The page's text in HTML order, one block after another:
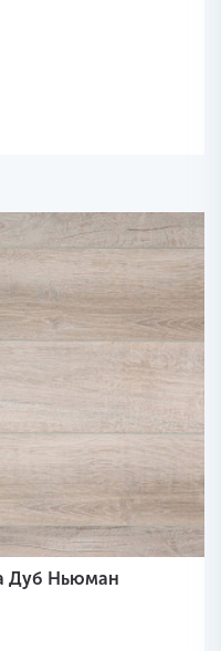
Дуб Ньюман